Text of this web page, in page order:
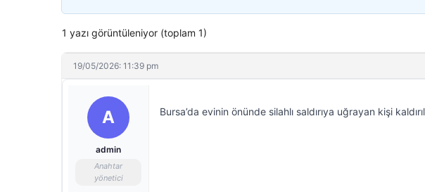
1 yazı görüntüleniyor (toplam 1)
19/05/2026: 11:39 pm
A
admin
Anahtar
yönetici
Bursa’da evinin önünde silahlı saldırıya uğrayan kişi